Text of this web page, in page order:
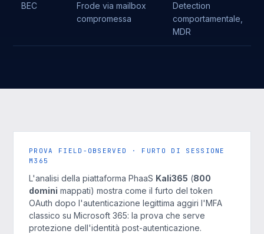
BEC
Frode via mailbox
compromessa
Detection
comportamentale,
MDR
PROVA FIELD-OBSERVED · FURTO DI SESSIONE
M365
L'analisi della piattaforma PhaaS Kali365 (800
domini mappati) mostra come il furto del token
OAuth dopo l'autenticazione legittima aggiri l'MFA
classico su Microsoft 365: la prova che serve
protezione dell'identità post-autenticazione.